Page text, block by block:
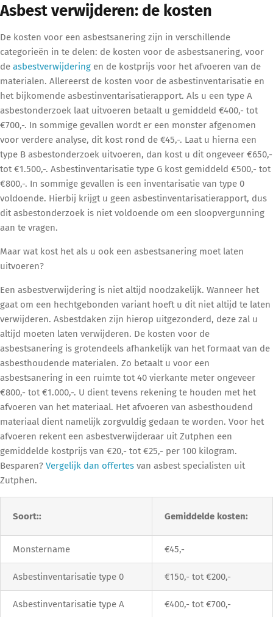
Asbest verwijderen: de kosten
De kosten voor een asbestsanering zijn in verschillende
categorieën in te delen: de kosten voor de asbestsanering, voor
de asbestverwijdering en de kostprijs voor het afvoeren van de
materialen. Allereerst de kosten voor de asbestinventarisatie en
het bijkomende asbestinventarisatierapport. Als u een type A
asbestonderzoek laat uitvoeren betaalt u gemiddeld €400,- tot
€700,-. In sommige gevallen wordt er een monster afgenomen
voor verdere analyse, dit kost rond de €45,-. Laat u hierna een
type B asbestonderzoek uitvoeren, dan kost u dit ongeveer €650,-
tot €1.500,-. Asbestinventarisatie type G kost gemiddeld €500,- tot
€800,-. In sommige gevallen is een inventarisatie van type 0
voldoende. Hierbij krijgt u geen asbestinventarisatierapport, dus
dit asbestonderzoek is niet voldoende om een sloopvergunning
aan te vragen.
Maar wat kost het als u ook een asbestsanering moet laten
uitvoeren?
Een asbestverwijdering is niet altijd noodzakelijk. Wanneer het
gaat om een hechtgebonden variant hoeft u dit niet altijd te laten
verwijderen. Asbestdaken zijn hierop uitgezonderd, deze zal u
altijd moeten laten verwijderen. De kosten voor de
asbestsanering is grotendeels afhankelijk van het formaat van de
asbesthoudende materialen. Zo betaalt u voor een
asbestsanering in een ruimte tot 40 vierkante meter ongeveer
€800,- tot €1.000,-. U dient tevens rekening te houden met het
afvoeren van het materiaal. Het afvoeren van asbesthoudend
materiaal dient namelijk zorgvuldig gedaan te worden. Voor het
afvoeren rekent een asbestverwijderaar uit Zutphen een
gemiddelde kostprijs van €20,- tot €25,- per 100 kilogram.
Besparen? Vergelijk dan offertes van asbest specialisten uit
Zutphen.
Soort:: Gemiddelde kosten:
Monstername €45,-
Asbestinventarisatie type 0 €150,- tot €200,-
Asbestinventarisatie type A €400,- tot €700,-